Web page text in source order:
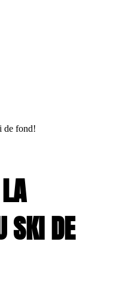
de fond!
SKI DE